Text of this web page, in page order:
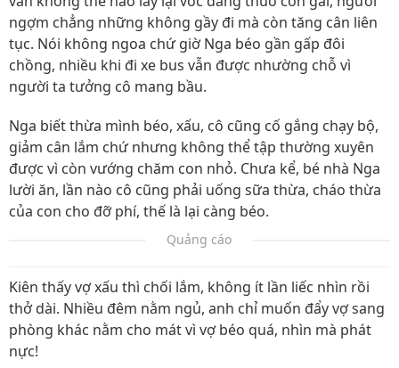
ngợm chẳng những không gầy đi mà còn tăng cân liên
tục. Nói không ngoa chứ giờ Nga béo gần gấp đôi
chồng, nhiều khi đi xe bus vẫn được nhường chỗ vì
người ta tưởng cô mang bầu.
Nga biết thừa mình béo, xấu, cô cũng cố gắng chạy bộ,
giảm cân lắm chứ nhưng không thể tập thường xuyên
được vì còn vướng chăm con nhỏ. Chưa kể, bé nhà Nga
lười ăn, lần nào cô cũng phải uống sữa thừa, cháo thừa
của con cho đỡ phí, thế là lại càng béo.
Quảng cáo
Kiên thấy vợ xấu thì chối lắm, không ít lần liếc nhìn rồi
thở dài. Nhiều đêm nằm ngủ, anh chỉ muốn đẩy vợ sang
phòng khác nằm cho mát vì vợ béo quá, nhìn mà phát
nực!